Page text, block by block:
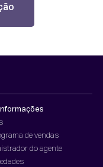
de vendas
do agente